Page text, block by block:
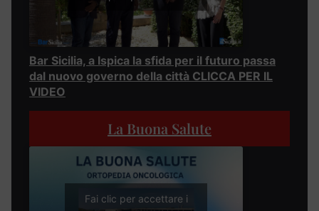
Bar Sicilia, a Ispica la sfida per il futuro passa
dal nuovo governo della città CLICCA PER IL
VIDEO
La Buona Salute
Fai clic per accettare i